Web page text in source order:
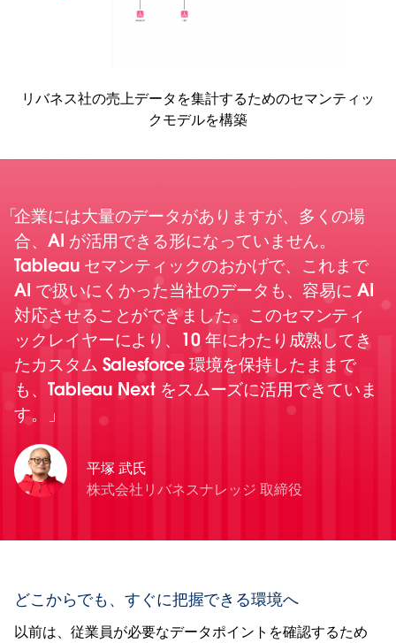
リバネス社の売上データを集計するためのセマンティッ
クモデルを構築
企業には大量のデータがありますが、多くの場
合、AI が活用できる形になっていません。
Tableau セマンティックのおかげで、これまで
AI で扱いにくかった当社のデータも、容易に AI
対応させることができました。このセマンティ
ックレイヤーにより、10 年にわたり成熟してき
たカスタム Salesforce 環境を保持したままで
も、Tableau Next をスムーズに活用できていま
す。
平塚 武氏
株式会社リバネスナレッジ 取締役
どこからでも、すぐに把握できる環境へ
以前は、従業員が必要なデータポイントを確認するため